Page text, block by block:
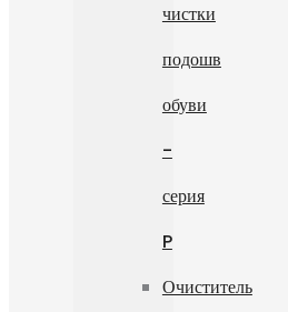
чистки
подошв
обуви
-
серия
P
Очиститель